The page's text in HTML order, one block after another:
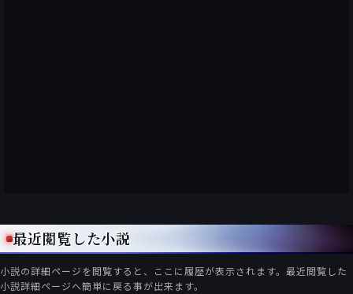
最近閲覧した小説
小説の詳細ページを閲覧すると、ここに履歴が表示されます。最近閲覧した
小説詳細ページへ簡単に戻る事が出来ます。